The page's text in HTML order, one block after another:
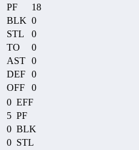
PF
18
BLK 0
STL
0
TO
0
AST 0
DEF 0
OFF
0
0 EFF
5 PF
0 BLK
0 STL